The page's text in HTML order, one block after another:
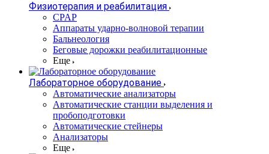
Физиотерапия и реабилитация
CPAP
Аппараты ударно-волновой терапии
Бальнеология
Беговые дорожки реабилитационные
Еще
Лабораторное оборудование
Автоматические анализаторы
Автоматические станции выделения и
пробоподготовки
Автоматические стейнеры
Анализаторы
Еще